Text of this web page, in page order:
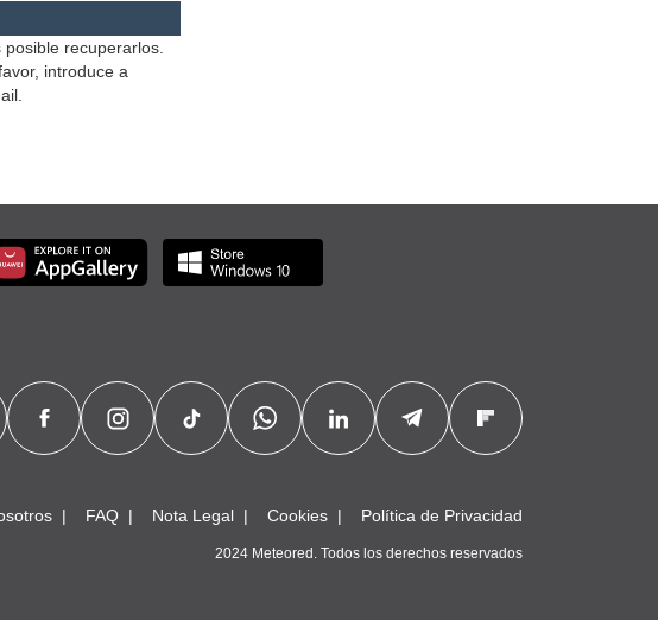
recuperarlos.
introduce a
FAQ Nota Legal Cookies Política de Privacidad
2024 Meteored. Todos los derechos reservados